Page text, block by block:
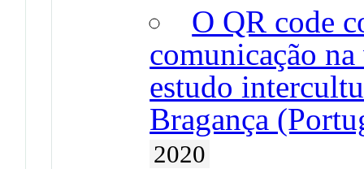
O QR code
comunicação
estudo
Bragança
2020